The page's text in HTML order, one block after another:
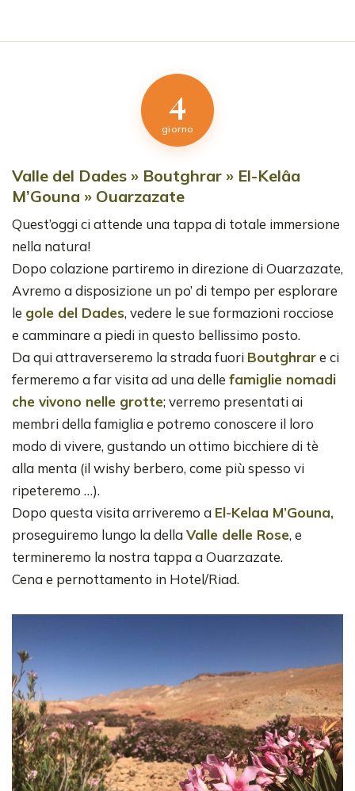
4
giorno
Valle del Dades » Boutghrar » El-Kelâa
M’Gouna » Ouarzazate
Quest’oggi ci attende una tappa di totale immersione
nella natura!
Dopo colazione partiremo in direzione di Ouarzazate,
Avremo a disposizione un po’ di tempo per esplorare
le gole del Dades, vedere le sue formazioni rocciose
e camminare a piedi in questo bellissimo posto.
Da qui attraverseremo la strada fuori Boutghrare ci
fermeremo a far visita ad una delle famiglie nomadi
che vivono nelle grotte; verremo presentati ai
membri della famiglia e potremo conoscere il loro
modo di vivere, gustando un ottimo bicchiere di tè
alla menta (il wishy berbero, come più spesso vi
ripeteremo …).
Dopo questa visita arriveremo a El-Kelaa M’Gouna,
proseguiremo lungo la dellaValle delle Rose, e
termineremo la nostra tappa a Ouarzazate.
Cena e pernottamento in Hotel/Riad.